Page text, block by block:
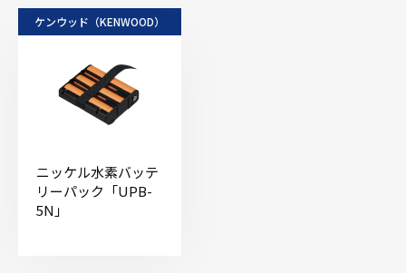
ケンウッド（KENWOOD）
ニッケル水素バッテ
リーパック「UPB-
5N」